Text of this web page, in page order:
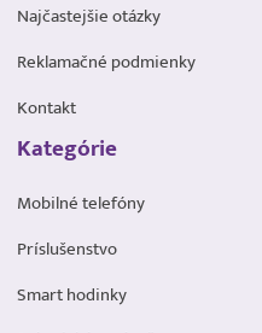
Najčastejšie otázky
Reklamačné podmienky
Kontakt
Kategórie
Mobilné telefóny
Príslušenstvo
Smart hodinky